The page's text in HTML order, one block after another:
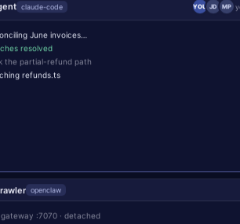
claude-code YOU JD MP
June invoices…
resolved
the partial-refund path
refunds.ts
openclaw
:7070 · detached